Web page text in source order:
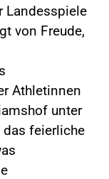
Landesspiele
von Freude,
Athletinnen
unter
feierliche